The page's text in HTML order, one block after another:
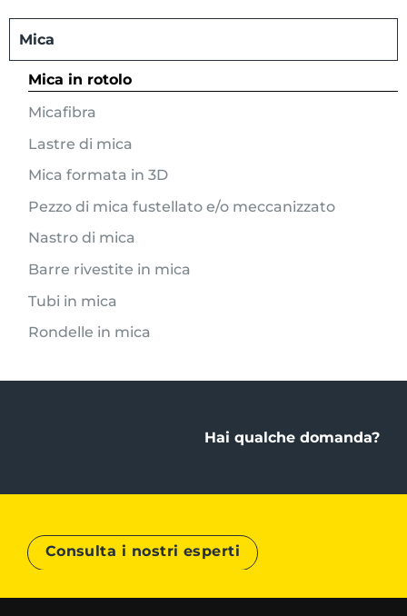
Mica
Mica in rotolo
Micafibra
Lastre di mica
Mica formata in 3D
Pezzo di mica fustellato e/o meccanizzato
Nastro di mica
Barre rivestite in mica
Tubi in mica
Rondelle in mica
Hai qualche domanda?
Consulta i nostri esperti